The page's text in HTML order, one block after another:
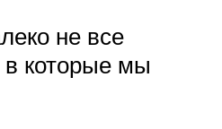
не все
которые мы